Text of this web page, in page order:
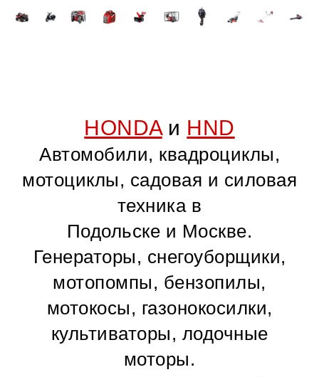
HONDAи HND
Автомобили, квадроциклы,
мотоциклы, садовая и силовая
техника в
Подольске и Москве.
Генераторы, снегоуборщики,
мотопомпы, бензопилы,
мотокосы, газонокосилки,
культиваторы, лодочные
моторы.